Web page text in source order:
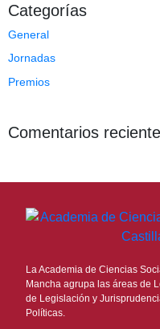
Categorías
General
Jornadas
Premios
Comentarios
La Academia de Ciencias
Mancha agrupa las áreas de
de Legislación y
Políticas.